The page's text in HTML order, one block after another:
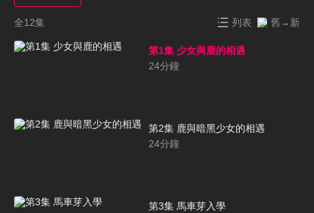
全12集 列表 舊→新
第1集 少女與鹿的相遇
24分鐘
第2集 鹿與暗黑少女的相遇
24分鐘
第3集 馬車芽入學